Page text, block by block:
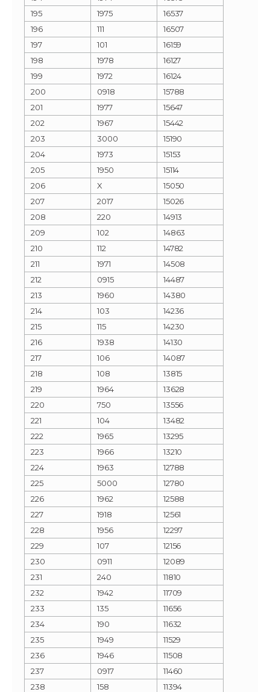
195
1975
16537
196
111
16507
197
101
16159
198
1978
16127
199
1972
16124
200
0918
15788
201
1977
15647
202
1967
15442
203
3000
15190
204
1973
15153
205
1950
15114
206
X
15050
207
2017
15026
208
220
14913
209
102
14863
210
112
14782
211
1971
14508
212
0915
14487
213
1960
14380
214
103
14236
215
115
14230
216
1938
14130
217
106
14087
218
108
13815
219
1964
13628
220
750
13556
221
104
13482
222
1965
13295
223
1966
13210
224
1963
12788
225
5000
12780
226
1962
12588
227
1918
12561
228
1956
12297
229
107
12156
230
0911
12089
231
240
11810
232
1942
11709
233
135
11656
234
190
11632
235
1949
11529
236
1946
11508
237
0917
11460
238
158
11394